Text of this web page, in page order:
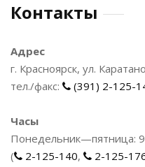
Контакты
Адрес
г. Красноярск, ул.
тел./факс:
(391) 2-125-
Часы
Понедельник—пятница:
(
2-125-140, 2-125-